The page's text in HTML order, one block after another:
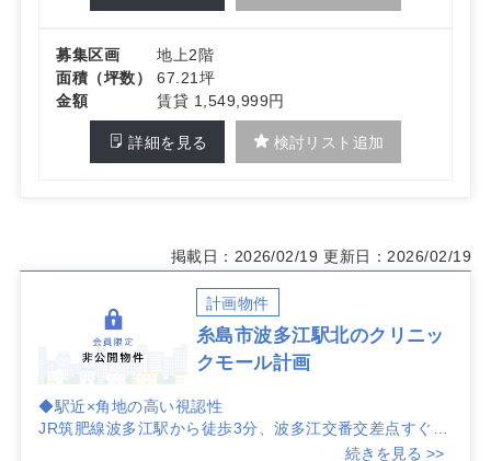
募集区画
地上2階
面積（坪数）
67.21坪
金額
賃貸 1,549,999円
詳細を見る 検討リスト追加
掲載日：2026/02/19 更新日：2026/02/19
計画物件
糸島市波多江駅北のクリニッ
クモール計画
◆駅近×角地の高い視認性
JR筑肥線波多江駅から徒歩3分、波多江交番交差点すぐの
角地。福岡市と糸島市を結ぶ生活・メイン道路沿いで、歩
続きを見る >>